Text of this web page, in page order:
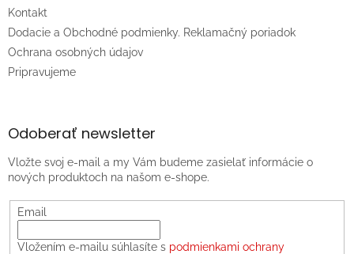
Kontakt
Dodacie a Obchodné podmienky. Reklamačný poriadok
Ochrana osobných údajov
Pripravujeme
Odoberať newsletter
Vložte svoj e-mail a my Vám budeme zasielať informácie o
nových produktoch na našom e-shope.
Email
Vložením e-mailu súhlasíte s podmienkami ochrany